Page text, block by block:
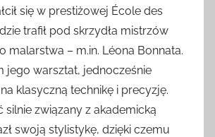
się w prestiżowej École des
trafił pod skrzydła mistrzów
malarstwa – m.in. Léona Bonnata.
jego warsztat, jednocześnie
klasyczną technikę i precyzję.
silnie związany z akademicką
swoją stylistykę, dzięki czemu